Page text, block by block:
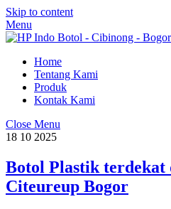
Skip to content
Menu
Home
Tentang Kami
Produk
Kontak Kami
Close Menu
18 10 2025
Botol Plastik
Citeureup Bogor